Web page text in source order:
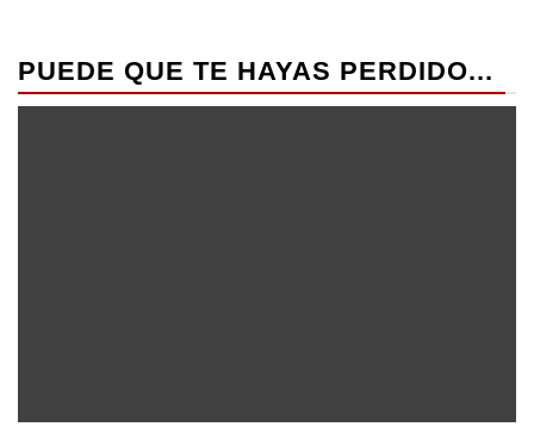
PUEDE QUE TE HAYAS PERDIDO...